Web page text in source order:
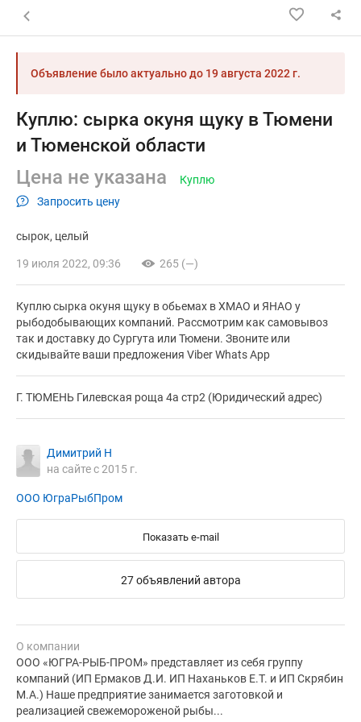
Назад к списку объявлений
Объявление было актуально до 19 августа 2022 г.
Куплю: сырка окуня щуку в Тюмени
и Тюменской области
Цена не указана
Запросить цену
Куплю
сырок целый
19 июля 2022, 09:36 265 (—)
Куплю сырка окуня щуку в обьемах в ХМАО и ЯНАО у
рыбодобывающих компаний. Рассмотрим как самовывоз
так и доставку до Сургута или Тюмени. Звоните или
скидывайте ваши предложения Viber Whats App
Г. ТЮМЕНЬ Гилевская роща 4а стр2 (Юридический адрес)
Димитрий Н
на сайте с 2015 г.
ООО ЮграРыбПром
Показать e-mail
27 объявлений автора
О компании
ООО «ЮГРА-РЫБ-ПРОМ» представляет из себя группу
компаний (ИП Ермаков Д.И. ИП Наханьков Е.Т. и ИП Скрябин
М.А.) Наше предприятие занимается заготовкой и
реализацией свежемороженой рыбы...